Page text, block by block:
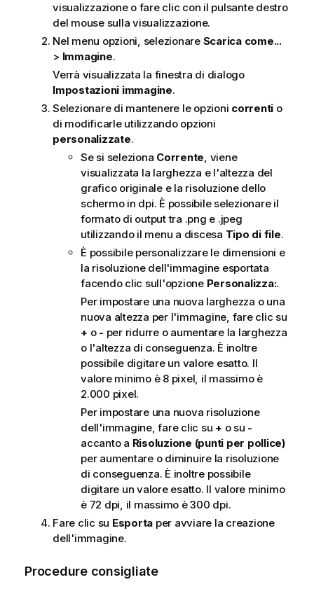
visualizzazione o fare clic con il pulsante destro
del mouse sulla visualizzazione.
Nel menu opzioni, selezionare Scarica come...
> Immagine.
Verrà visualizzata la finestra di dialogo
Impostazioni immagine.
Selezionare di mantenere le opzioni correnti o
di modificarle utilizzando opzioni
personalizzate.
Se si seleziona Corrente, viene
visualizzata la larghezza e l'altezza del
grafico originale e la risoluzione dello
schermo in dpi. È possibile selezionare il
formato di output tra .png e .jpeg
utilizzando il menu a discesa Tipo di file.
È possibile personalizzare le dimensioni e
la risoluzione dell'immagine esportata
facendo clic sull'opzione Personalizza:.
Per impostare una nuova larghezza o una
nuova altezza per l'immagine, fare clic su
+ o - per ridurre o aumentare la larghezza
o l'altezza di conseguenza. È inoltre
possibile digitare un valore esatto. Il
valore minimo è 8 pixel, il massimo è
2.000 pixel.
Per impostare una nuova risoluzione
dell'immagine, fare clic su + o su -
accanto a Risoluzione (punti per pollice)
per aumentare o diminuire la risoluzione
di conseguenza. È inoltre possibile
digitare un valore esatto. Il valore minimo
è 72 dpi, il massimo è 300 dpi.
Fare clic su Esporta per avviare la creazione
dell'immagine.
Procedure consigliate